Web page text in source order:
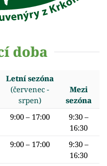
doba
Letní sezóna
(červenec -
srpen)
Mezi
sezóna
9:00 – 17:00
9:30 –
16:30
9:00 – 17:00
9:30 –
16:30